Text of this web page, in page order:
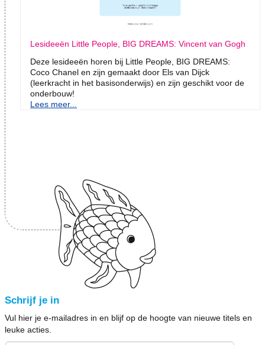
Lesideeën Little People, BIG DREAMS: Vincent van Gogh
Deze lesideeën horen bij Little People, BIG DREAMS:
Coco Chanel en zijn gemaakt door Els van Dijck
(leerkracht in het basisonderwijs) en zijn geschikt voor de
onderbouw!
Lees meer...
Schrijf je in
Vul hier je e-mailadres in en blijf op de hoogte van nieuwe titels en
leuke acties.